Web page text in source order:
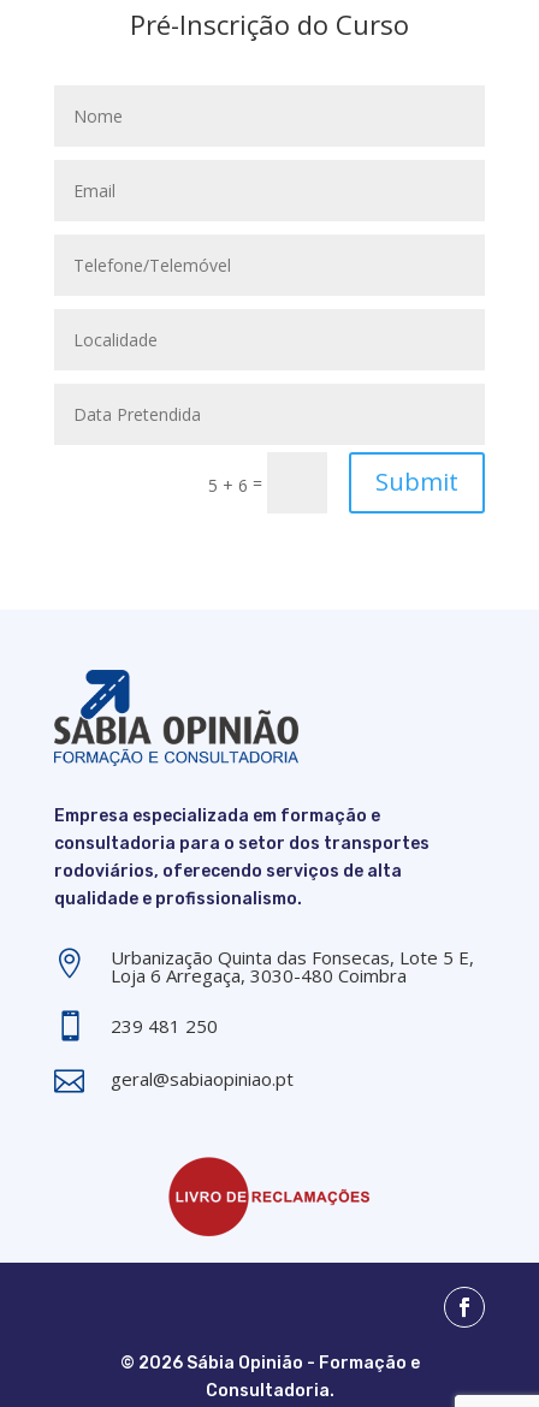
Pré-Inscrição do Curso
5 + 6 = Submit
Empresa especializada em formação e
consultadoria para o setor dos transportes
rodoviários, oferecendo serviços de alta
qualidade e profissionalismo.
 Urbanização Quinta das Fonsecas, Lote 5 E,
Loja 6 Arregaça, 3030-480 Coimbra
 239 481 250
 geral@sabiaopiniao.pt
© 2026 Sábia Opinião - Formação e
Consultadoria.